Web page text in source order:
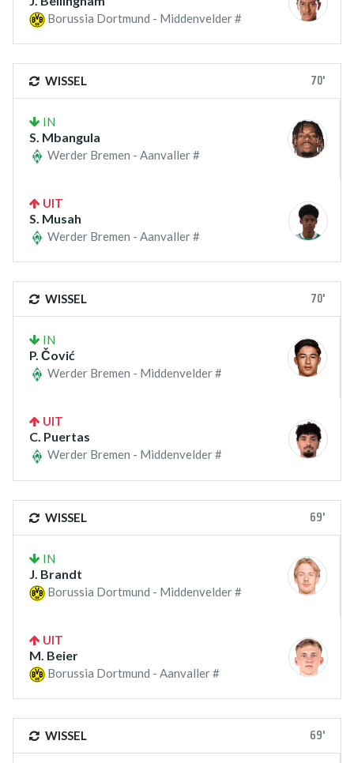
Borussia Dortmund - Middenvelder #
WISSEL 70'
IN
S. Mbangula
Werder Bremen - Aanvaller #
UIT
S. Musah
Werder Bremen - Aanvaller #
WISSEL 70'
IN
P. Čović
Werder Bremen - Middenvelder #
UIT
C. Puertas
Werder Bremen - Middenvelder #
WISSEL 69'
IN
J. Brandt
Borussia Dortmund - Middenvelder #
UIT
M. Beier
Borussia Dortmund - Aanvaller #
WISSEL 69'